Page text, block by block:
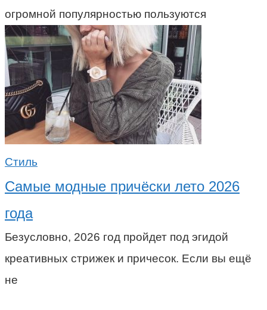
огромной популярностью пользуются
Стиль
Самые модные причёски лето 2026
года
Безусловно, 2026 год пройдет под эгидой
креативных стрижек и причесок. Если вы ещё
не